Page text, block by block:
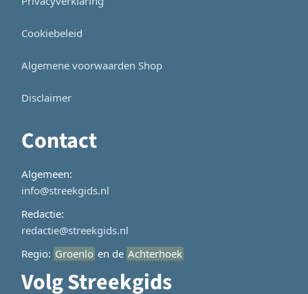
Cookiebeleid
Algemene voorwaarden Shop
Disclaimer
Contact
Algemeen:
info@streekgids.nl
Redactie:
redactie@streekgids.nl
Regio: Groenlo en de Achterhoek
Volg Streekgids